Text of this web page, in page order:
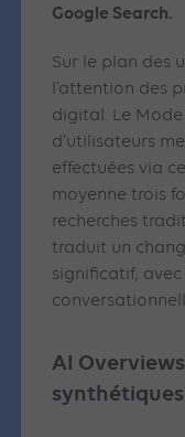
Google Search.
Sur le plan des
l’attention des
digital. Le
d’utilisateurs
effectuées via
moyenne trois
recherches
traduit un
significatif,
AI
synthétiques